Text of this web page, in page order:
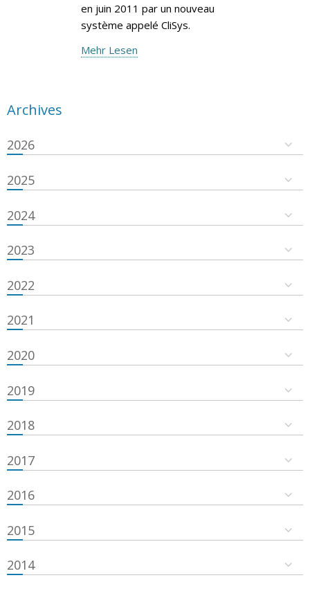
en juin 2011 par un nouveau
système appelé CliSys.
Mehr Lesen
Archives
2026
2025
2024
2023
2022
2021
2020
2019
2018
2017
2016
2015
2014